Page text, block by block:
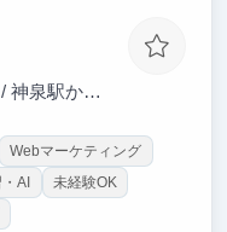
ます。
から徒歩3分
Webマーケティング
AI
未経験OK